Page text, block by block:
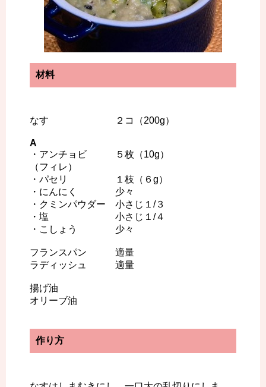
材料
なす ２コ（200g）
A
・アンチョビ ５枚（10g）
（フィレ）
・パセリ １枝（６g）
・にんにく 少々
・クミンパウダー 小さじ１/３
・塩 小さじ１/４
・こしょう 少々
フランスパン 適量
ラディッシュ 適量
揚げ油
オリーブ油
作り方